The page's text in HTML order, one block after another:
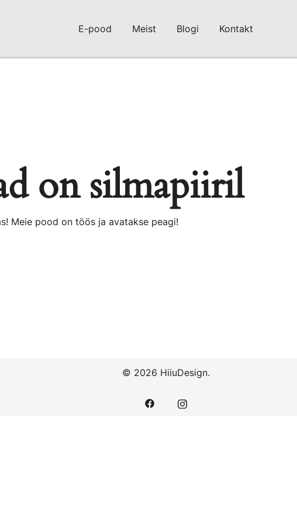
E-pood Meist Blogi Kontakt
on silmapiiril
Meie pood on töös ja avatakse peagi!
© 2026 HiiuDesign.